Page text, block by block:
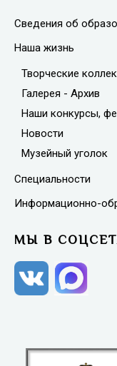
Сведения об
Наша жизнь
Творческие
Галерея - Архив
Наши конкурсы,
Новости
Музейный уголок
Специальности
Информационно-
МЫ В